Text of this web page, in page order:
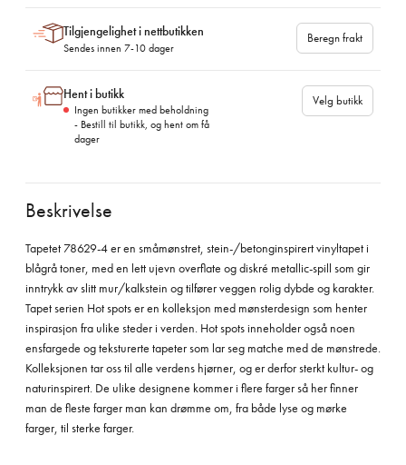
Tilgjengelighet i nettbutikken
Sendes innen 7-10 dager
Beregn frakt
Hent i butikk
Ingen butikker med beholdning
- Bestill til butikk, og hent om få
dager
Velg butikk
Beskrivelse
Tapetet 78629-4 er en småmønstret, stein-/betonginspirert vinyltapet i
blågrå toner, med en lett ujevn overflate og diskré metallic-spill som gir
inntrykk av slitt mur/kalkstein og tilfører veggen rolig dybde og karakter.
Tapet serien Hot spots er en kolleksjon med mønsterdesign som henter
inspirasjon fra ulike steder i verden. Hot spots inneholder også noen
ensfargede og teksturerte tapeter som lar seg matche med de mønstrede.
Kolleksjonen tar oss til alle verdens hjørner, og er derfor sterkt kultur- og
naturinspirert. De ulike designene kommer i flere farger så her finner
man de fleste farger man kan drømme om, fra både lyse og mørke
farger, til sterke farger.